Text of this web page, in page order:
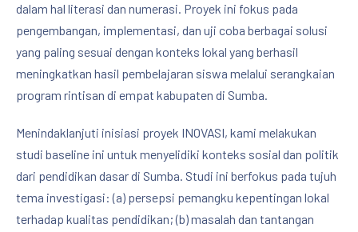
dalam hal literasi dan numerasi. Proyek ini fokus pada
pengembangan, implementasi, dan uji coba berbagai solusi
yang paling sesuai dengan konteks lokal yang berhasil
meningkatkan hasil pembelajaran siswa melalui serangkaian
program rintisan di empat kabupaten di Sumba.
Menindaklanjuti inisiasi proyek INOVASI, kami melakukan
studi baseline ini untuk menyelidiki konteks sosial dan politik
dari pendidikan dasar di Sumba. Studi ini berfokus pada tujuh
tema investigasi: (a) persepsi pemangku kepentingan lokal
terhadap kualitas pendidikan; (b) masalah dan tantangan